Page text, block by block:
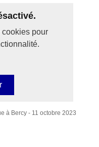
pour
à Bercy - 11 octobre 2023